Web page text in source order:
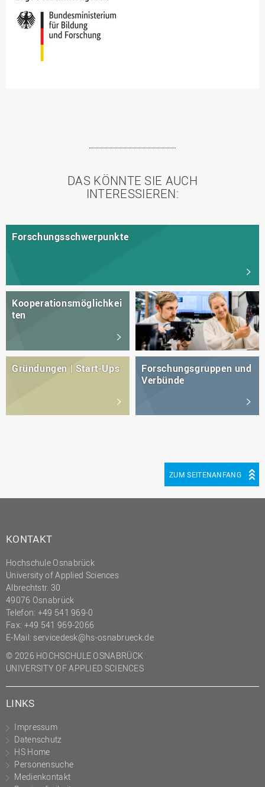
DAS KÖNNTE SIE AUCH
INTERESSIEREN:
Forschungsschwerpunkte
Kooperationsmöglichkei
ten
Gründungen | Start-Ups
Forschungsgruppen und
Verbünde
ZUM SEITENANFANG
KONTAKT
Hochschule Osnabrück
University of Applied Sciences
Albrechtstr. 30
49076 Osnabrück
Telefon: +49 541 969-0
Fax: +49 541 969-2066
E-Mail: servicedesk@hs-osnabrueck.de
© 2026 HOCHSCHULE OSNABRÜCK
UNIVERSITY OF APPLIED SCIENCES
LINKS
Impressum
Datenschutz
HS Home
Personensuche
Medienkontakt